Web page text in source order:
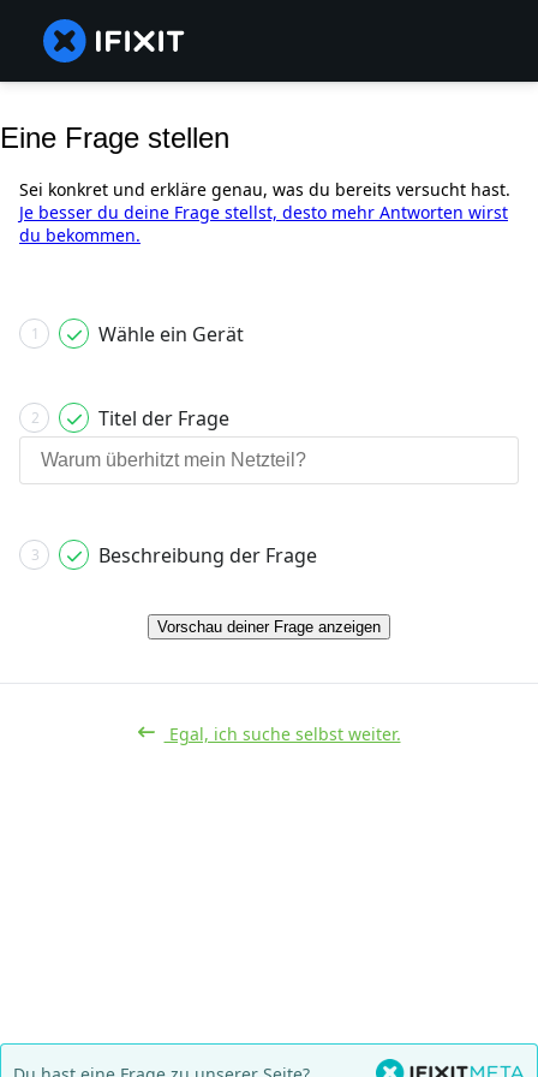
Eine Frage stellen
Sei konkret und erkläre genau, was du bereits versucht hast.
Je besser du deine Frage stellst, desto mehr Antworten wirst
du bekommen.
1 Wähle ein Gerät
2 Titel der Frage
3 Beschreibung der Frage
Vorschau deiner Frage anzeigen
Egal, ich suche selbst weiter.